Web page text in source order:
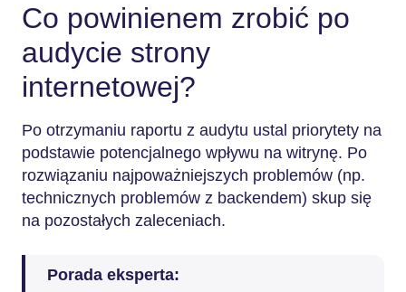
Co powinienem zrobić po
audycie strony
internetowej?
Po otrzymaniu raportu z audytu ustal priorytety na
podstawie potencjalnego wpływu na witrynę. Po
rozwiązaniu najpoważniejszych problemów (np.
technicznych problemów z backendem) skup się
na pozostałych zaleceniach.
Porada eksperta: